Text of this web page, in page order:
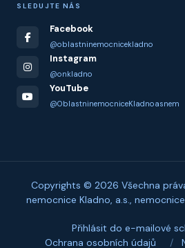
SLEDUJTE NÁS
Facebook
@oblastninemocnicekladno
Instagram
@onkladno
YouTube
@OblastninemocniceKladnoasnem
Copyrights © 2026 Všechna
nemocnice Kladno, a.s.,
Přihlásit do e-mailové
Ochrana osobních údajů
/